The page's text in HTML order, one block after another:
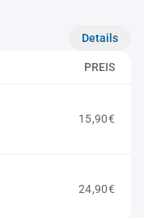
Details
PREIS
15,90€
24,90€